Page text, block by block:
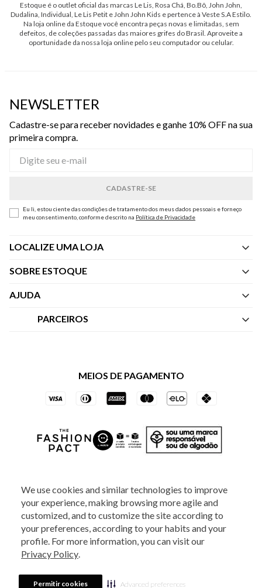
We use cookies and similar technologies to improve
your experience, making browsing more agile and
customized, and to customize the site according to
your preferences, according to your habits and your
profile. For more information, you can visit our
Privacy Policy.
Permitir cookies Advanced preferences
Estoque é o outlet oficial das marcas Le Lis, Rosa Chá, Bo.Bô, John John,
Dudalina, Individual, Le Lis Petit e John John Kids e pertence à Veste S.A Estilo.
Na loja online da Estoque você encontra peças novas e limitadas, sem
defeitos, de coleções passadas das maiores grifes do Brasil. Aproveite a
oportunidade da nossa loja online pelo seu computador ou celular.
NEWSLETTER
Cadastre-se para receber novidades e ganhe 10% OFF na sua
primeira compra.
Eu li, estou ciente das condições de tratamento dos meus dados pessoais e forneço
meu consentimento, conforme descrito na Política de Privacidade
LOCALIZE UMA LOJA
SOBRE ESTOQUE
Quem Somos
AJUDA
Central de Atendimento
Trocas e Devoluções
PARCEIROS
Vai de Visa
Azul Fidelidade
MEIOS DE PAGAMENTO
2025 - Veste S.A Estilo. Todos os direitos reservados - A loja Estoque reserva-
se no direito de corrigir ou alterar informações como: preços, promoções e
880 5520.Horário de Atendimento:
Sábados das 8h às 14h, exceto feriados. Veste S.A Estilo. Rua Othão, 405, Vila